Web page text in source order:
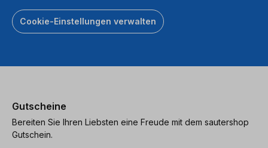
Cookie-Einstellungen verwalten
Gutscheine
Bereiten Sie Ihren Liebsten eine Freude mit dem sautershop
Gutschein.